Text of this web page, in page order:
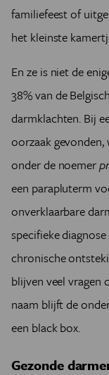
familiefeest of
het kleinste
En ze is niet de
38% van de
darmklachten. Bij
oorzaak
onder de noemer
een parapluterm
onverklaarbare
specifieke diagnose
chronische
blijven veel vragen
naam blijft de
een black box.
Gezonde